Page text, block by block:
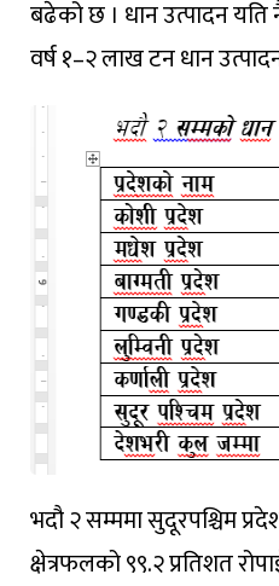
बढेको छ । धान उत्पादन
वर्ष १–२ लाख टन धान
भदौ २ सम्ममा सुदूरपश्चिम
क्षेत्रफलको ९९.२ प्रतिशत